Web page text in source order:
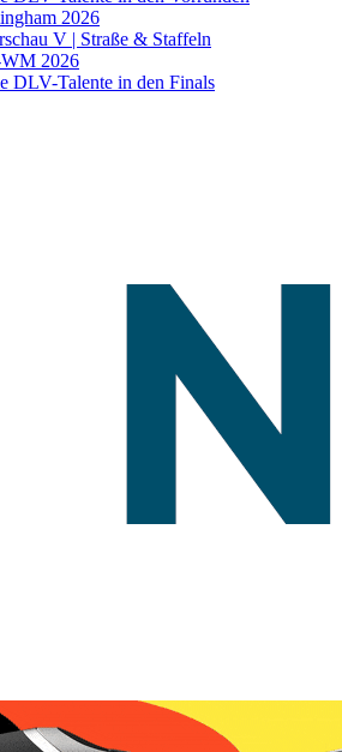
2026
V | Straße & Staffeln
2026
DLV-Talente in den Finals